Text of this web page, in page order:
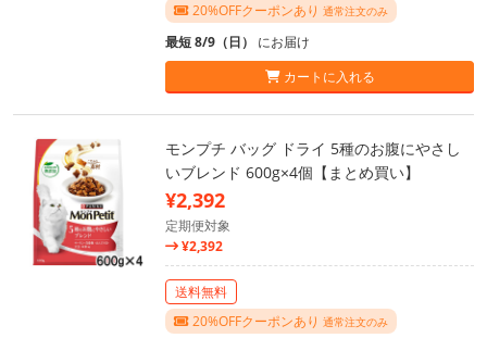
20%OFFクーポンあり 通常注文のみ
最短 8/9（日） にお届け
カートに入れる
モンプチ バッグ ドライ 5種のお腹にやさし
いブレンド 600g×4個【まとめ買い】
¥2,392
定期便対象
¥2,392
送料無料
20%OFFクーポンあり 通常注文のみ